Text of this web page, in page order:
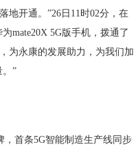
地开通。”26日11时02分，在
mate20X 5G版手机，拨通了
为永康的发展助力，为我们加
”
，首条5G智能制造生产线同步